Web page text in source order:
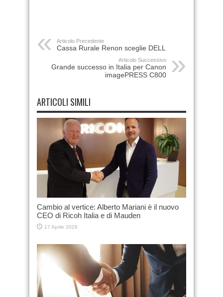
Articolo Precedente
Cassa Rurale Renon sceglie DELL
Articolo Successivo
Grande successo in Italia per Canon
imagePRESS C800
ARTICOLI SIMILI
Cambio al vertice: Alberto Mariani è il nuovo
CEO di Ricoh Italia e di Mauden
17 Aprile 2026